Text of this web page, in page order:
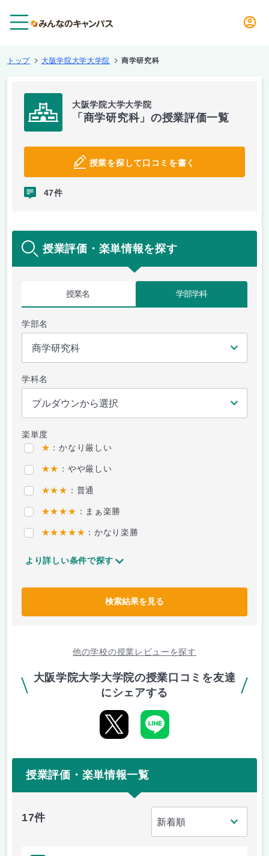
トップ 大阪学院大学大学院 商学研究科
大阪学院大学大学院
「商学研究科」の授業評価一覧
授業を探して口コミを書く
47件
授業評価・楽単情報を探す
授業名 学部学科
学部名
学科名
楽単度
★ ：かなり厳しい
★★ ：やや厳しい
★★★ ：普通
★★★★ ：まぁ楽勝
★★★★★ ：かなり楽勝
より詳しい条件で探す
検索結果を見る
他の学校の授業レビューを探す
大阪学院大学大学院の授業口コミを友達
にシェアする
授業評価・楽単情報一覧
17件